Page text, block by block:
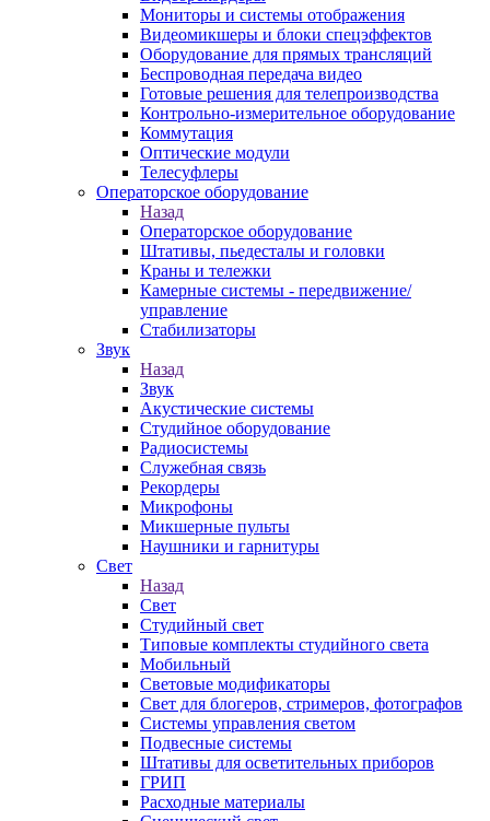
Мониторы и системы отображения
Видеомикшеры и блоки спецэффектов
Оборудование для прямых трансляций
Беспроводная передача видео
Готовые решения для телепроизводства
Контрольно-измерительное оборудование
Коммутация
Оптические модули
Телесуфлеры
Операторское оборудование
Назад
Операторское оборудование
Штативы, пьедесталы и головки
Краны и тележки
Камерные системы - передвижение/
управление
Стабилизаторы
Звук
Назад
Звук
Акустические системы
Студийное оборудование
Радиосистемы
Служебная связь
Рекордеры
Микрофоны
Микшерные пульты
Наушники и гарнитуры
Свет
Назад
Свет
Студийный свет
Типовые комплекты студийного света
Мобильный
Световые модификаторы
Свет для блогеров, стримеров, фотографов
Системы управления светом
Подвесные системы
Штативы для осветительных приборов
ГРИП
Расходные материалы